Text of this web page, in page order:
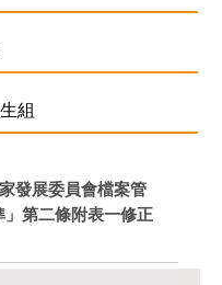
組
發展委員會檔案管
第二條附表一修正